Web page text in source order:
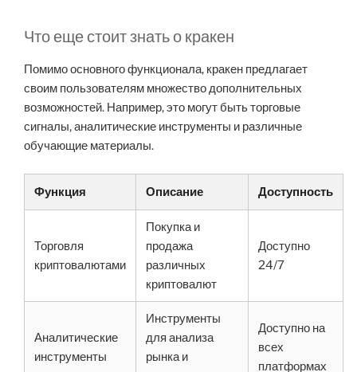
Что еще стоит знать о кракен
Помимо основного функционала, кракен предлагает
своим пользователям множество дополнительных
возможностей. Например, это могут быть торговые
сигналы, аналитические инструменты и различные
обучающие материалы.
Функция Описание Доступность
Торговля
криптовалютами
Покупка и
продажа
различных
криптовалют
Доступно
24/7
Аналитические
инструменты
Инструменты
для анализа
рынка и
Доступно на
всех
платформах